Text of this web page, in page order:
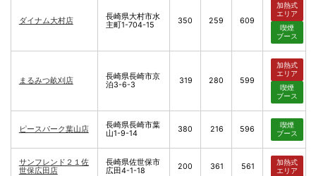
ダイナム大村店
長崎県大村市水
主町1-704-15
350 259 609
加熱式
エリア
喫煙
ブース
まるみつ畝刈店
長崎県長崎市京
泊3-6-3
319 280 599
加熱式
エリア
喫煙
ブース
ピースパーク葉山店
長崎県長崎市葉
山1-9-14
380 216 596
喫煙
ブース
サンフレンド２１佐
世保広田店
長崎県佐世保市
広田4-1-18
200 361 561
加熱式
エリア